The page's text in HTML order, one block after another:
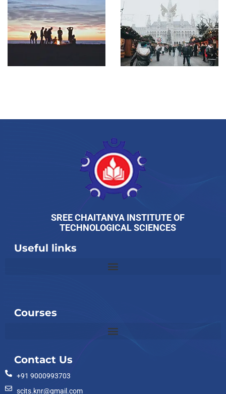
SREE CHAITANYA INSTITUTE OF
TECHNOLOGICAL SCIENCES
Useful links
Courses
Contact Us
+91 9000993703
scits.knr@gmail.com